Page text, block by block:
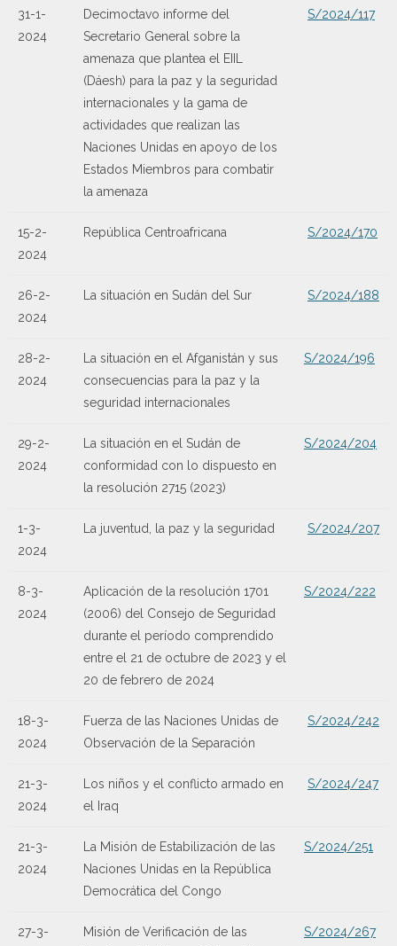
31-1-
2024
Decimoctavo informe del
Secretario General sobre la
amenaza que plantea el EIIL
(Dáesh) para la paz y la seguridad
internacionales y la gama de
actividades que realizan las
Naciones Unidas en apoyo de los
Estados Miembros para combatir
la amenaza
S/2024/117
15-2-
2024
República Centroafricana S/2024/170
26-2-
2024
La situación en Sudán del Sur S/2024/188
28-2-
2024
La situación en el Afganistán y sus
consecuencias para la paz y la
seguridad internacionales
S/2024/196
29-2-
2024
La situación en el Sudán de
conformidad con lo dispuesto en
la resolución 2715 (2023)
S/2024/204
1-3-
2024
La juventud, la paz y la seguridad S/2024/207
8-3-
2024
Aplicación de la resolución 1701
(2006) del Consejo de Seguridad
durante el período comprendido
entre el 21 de octubre de 2023 y el
20 de febrero de 2024
S/2024/222
18-3-
2024
Fuerza de las Naciones Unidas de
Observación de la Separación
S/2024/242
21-3-
2024
Los niños y el conflicto armado en
el Iraq
S/2024/247
21-3-
2024
La Misión de Estabilización de las
Naciones Unidas en la República
Democrática del Congo
S/2024/251
27-3-
Misión de Verificación de las
S/2024/267